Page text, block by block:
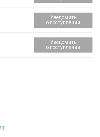
Уведомить
о поступлении
Уведомить
о поступлении